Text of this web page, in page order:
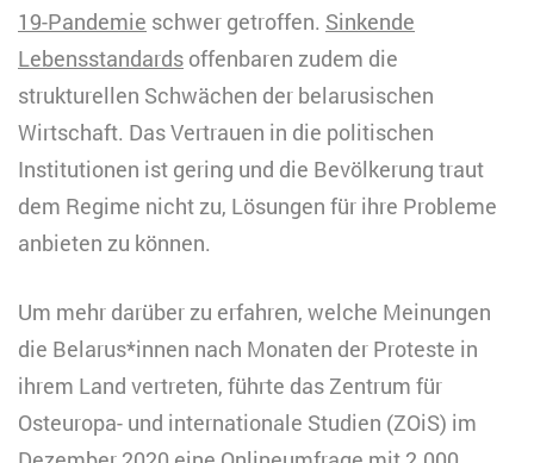
19-Pandemie schwer getroffen. Sinkende
Lebensstandards offenbaren zudem die
strukturellen Schwächen der belarusischen
Wirtschaft. Das Vertrauen in die politischen
Institutionen ist gering und die Bevölkerung traut
dem Regime nicht zu, Lösungen für ihre Probleme
anbieten zu können.
Um mehr darüber zu erfahren, welche Meinungen
die Belarus*innen nach Monaten der Proteste in
ihrem Land vertreten, führte das Zentrum für
Osteuropa- und internationale Studien (ZOiS) im